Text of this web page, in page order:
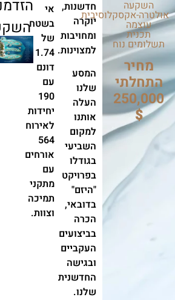
השקעה
אולטרה-אקסקלוסיבית
עוצמה
תכנית
תשלומים נוח
מחיר
התחלתי
250,000
$
חדשנות,
יוקרה
ומחויבות
למצוינות.
המסע
שלנו
העלה
אותנו
למקום
השביעי
בגודלו
בפרויקט
"היזם"
בדובאי,
הכרה
בביצועים
העקביים
ובגישה
החדשנית
שלנו.
אי
בשטח
של
11.74
דונם
עם
190
יחידות
לאירוח
564
אורחים
עם
מתקני
תמיכה
וצוות.